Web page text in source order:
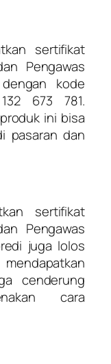
sertifikat
Pengawas
kode
673 781.
ini bisa
pasaran dan
sertifikat
Pengawas
juga lolos
cenderung
cara